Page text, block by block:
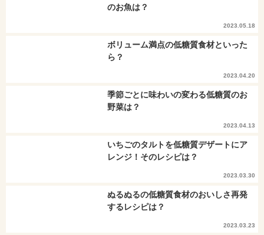
のお魚は？
2023.05.18
ボリューム満点の低糖質食材といった
ら？
2023.04.20
季節ごとに味わいの変わる低糖質のお
野菜は？
2023.04.13
いちごのタルトを低糖質デザートにア
レンジ！そのレシピは？
2023.03.30
ぬるぬるの低糖質食材のおいしさ再発
するレシピは？
2023.03.23